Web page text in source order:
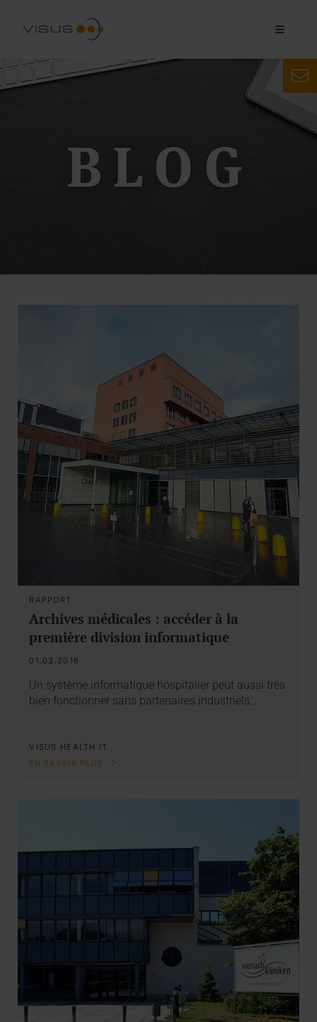
RAPPORT
Archives médicales : accéder à la
première division informatique
01.03.2016
Un système informatique hospitalier peut aussi très
bien fonctionner sans partenaires industriels…
VISUS HEALTH IT
EN SAVOIR PLUS